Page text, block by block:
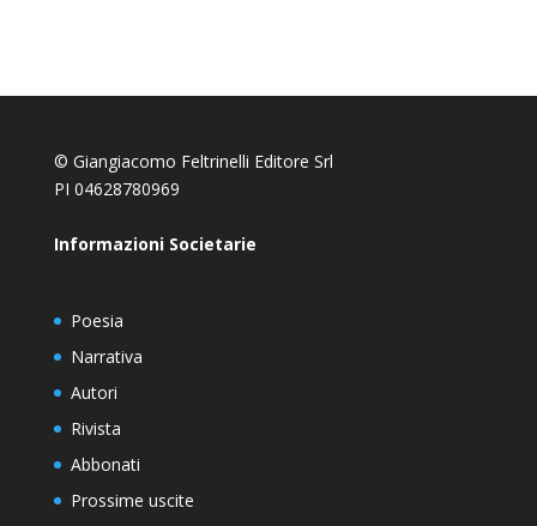
© Giangiacomo Feltrinelli Editore Srl
PI 04628780969
Informazioni Societarie
Poesia
Narrativa
Autori
Rivista
Abbonati
Prossime uscite